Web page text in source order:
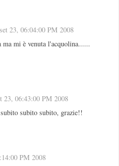
23, 06:04:00 PM 2008
ma mi è venuta l'acquolina......
23, 06:43:00 PM 2008
subito subito, grazie!!
PM 2008